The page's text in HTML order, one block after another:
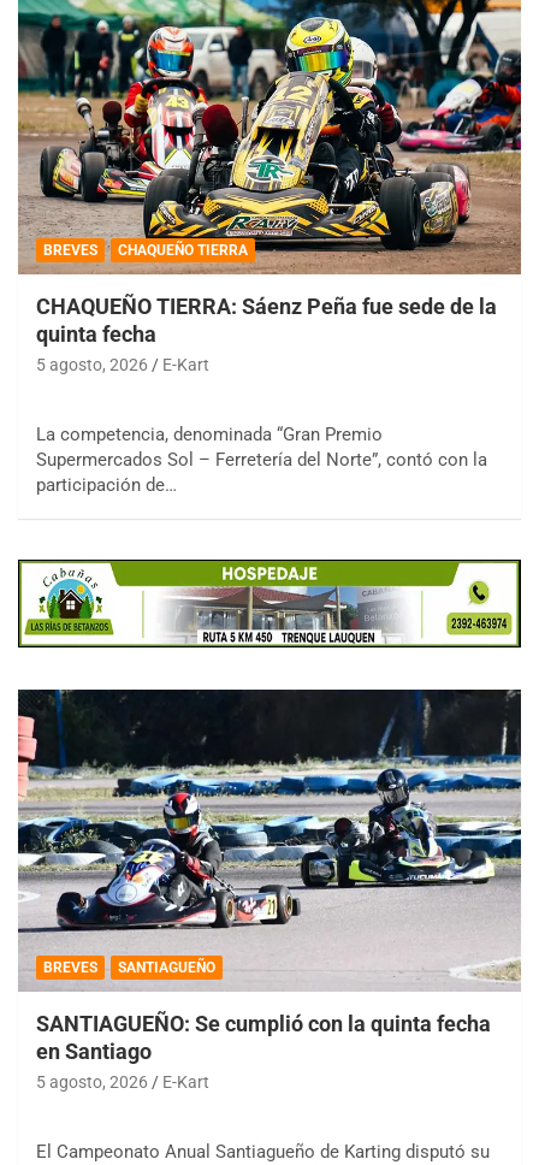
BREVES CHAQUEÑO TIERRA
CHAQUEÑO TIERRA: Sáenz Peña fue sede de la
quinta fecha
5 agosto, 2026 E-Kart
La competencia, denominada “Gran Premio
Supermercados Sol – Ferretería del Norte”, contó con la
participación de…
BREVES SANTIAGUEÑO
SANTIAGUEÑO: Se cumplió con la quinta fecha
en Santiago
5 agosto, 2026 E-Kart
El Campeonato Anual Santiagueño de Karting disputó su